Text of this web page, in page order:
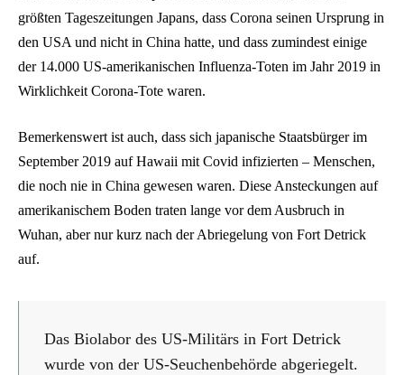
größten Tageszeitungen Japans, dass Corona seinen Ursprung in
den USA und nicht in China hatte, und dass zumindest einige
der 14.000 US-amerikanischen Influenza-Toten im Jahr 2019 in
Wirklichkeit Corona-Tote waren.
Bemerkenswert ist auch, dass sich japanische Staatsbürger im
September 2019 auf Hawaii mit Covid infizierten – Menschen,
die noch nie in China gewesen waren. Diese Ansteckungen auf
amerikanischem Boden traten lange vor dem Ausbruch in
Wuhan, aber nur kurz nach der Abriegelung von Fort Detrick
auf.
Das Biolabor des US-Militärs in Fort Detrick
wurde von der US-Seuchenbehörde abgeriegelt.